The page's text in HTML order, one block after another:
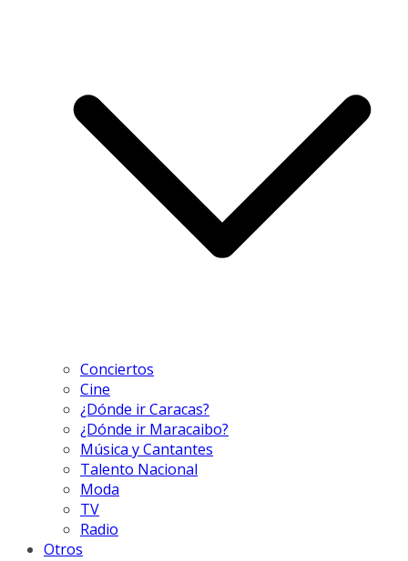
Conciertos
Cine
¿Dónde ir Caracas?
¿Dónde ir Maracaibo?
Música y Cantantes
Talento Nacional
Moda
TV
Radio
Otros